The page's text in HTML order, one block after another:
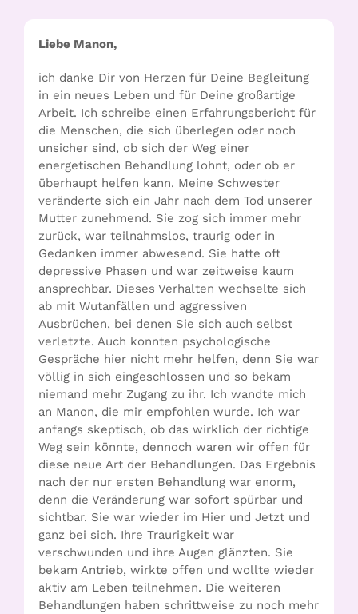
Liebe Manon,
ich danke Dir von Herzen für Deine Begleitung
in ein neues Leben und für Deine großartige
Arbeit. Ich schreibe einen Erfahrungsbericht für
die Menschen, die sich überlegen oder noch
unsicher sind, ob sich der Weg einer
energetischen Behandlung lohnt, oder ob er
überhaupt helfen kann. Meine Schwester
veränderte sich ein Jahr nach dem Tod unserer
Mutter zunehmend. Sie zog sich immer mehr
zurück, war teilnahmslos, traurig oder in
Gedanken immer abwesend. Sie hatte oft
depressive Phasen und war zeitweise kaum
ansprechbar. Dieses Verhalten wechselte sich
ab mit Wutanfällen und aggressiven
Ausbrüchen, bei denen Sie sich auch selbst
verletzte. Auch konnten psychologische
Gespräche hier nicht mehr helfen, denn Sie war
völlig in sich eingeschlossen und so bekam
niemand mehr Zugang zu ihr. Ich wandte mich
an Manon, die mir empfohlen wurde. Ich war
anfangs skeptisch, ob das wirklich der richtige
Weg sein könnte, dennoch waren wir offen für
diese neue Art der Behandlungen. Das Ergebnis
nach der nur ersten Behandlung war enorm,
denn die Veränderung war sofort spürbar und
sichtbar. Sie war wieder im Hier und Jetzt und
ganz bei sich. Ihre Traurigkeit war
verschwunden und ihre Augen glänzten. Sie
bekam Antrieb, wirkte offen und wollte wieder
aktiv am Leben teilnehmen. Die weiteren
Behandlungen haben schrittweise zu noch mehr